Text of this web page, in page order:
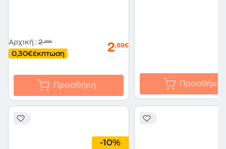
Αρχική : 2,99€
0,30€έκπτωση 2,69€
Προσθήκη Προσθήκη
-10%